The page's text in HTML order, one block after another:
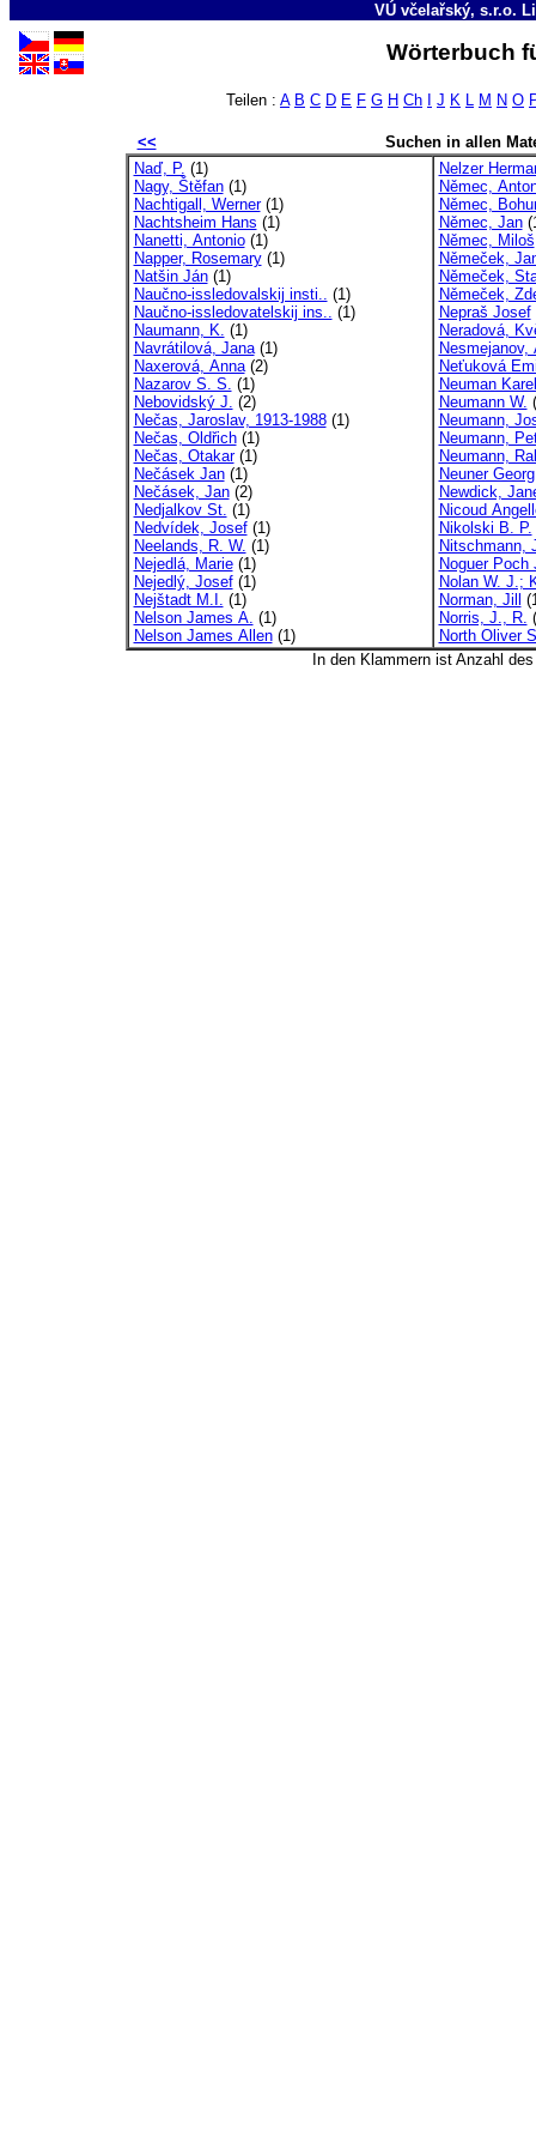
VÚ včelařský, s.r.o.
Wörterbuch
Teilen : A B C D E F G H Ch J K L M N O
<<
Suchen in allen
Naď, P. (1)
Nagy, Štěfan(1)
Nachtigall, Werner(1)
Nachtsheim Hans (1)
Nanetti, Antonio(1)
Napper, Rosemary(1)
Natšin Ján(1)
Naučno-issledovalskij insti.. (1)
Naučno-issledovatelskij ins.. (1)
Naumann, K. (1)
Navrátilová, Jana(1)
Naxerová, Anna(2)
Nazarov S. S. (1)
Nebovidský J. (2)
Nečas, Jaroslav, 1913-1988(1)
Nečas, Oldřich(1)
Nečas, Otakar(1)
Nečásek Jan(1)
Nečásek, Jan(2)
Nedjalkov St. (1)
Nedvídek, Josef(1)
Neelands, R. W. (1)
Nejedlá, Marie(1)
Nejedlý, Josef(1)
Nejštadt M.I. (1)
Nelson James A. (1)
Nelson James Allen(1)
Nelzer
Němec,
Němec,
Němec, Jan
Němec, Miloš
Němeček,
Němeček,
Němeček,
Nepraš Josef
Neradová,
Nesmejanov,
Neťuková
Neuman Karel
Neumann W.
Neumann,
Neumann,
Neumann,
Neuner Georg
Newdick,
Nicoud
Nikolski B. P.
Nitschmann,
Noguer Poch
Nolan W. J.;
Norman, Jill
Norris, J., R.
North Oliver
In den Klammern ist Anzahl